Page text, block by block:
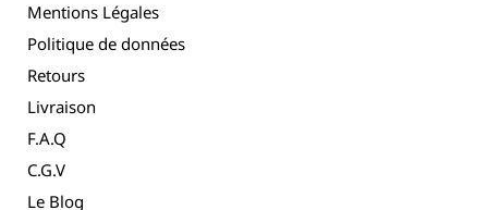
Mentions Légales
Politique de données
Retours
Livraison
F.A.Q
C.G.V
Le Blog